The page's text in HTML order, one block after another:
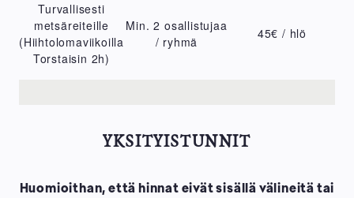
Turvallisesti
metsäreiteille
(Hiihtolomaviikoilla
Torstaisin 2h)
Min. 2 osallistujaa
/ ryhmä
45€ / hlö
YKSITYISTUNNIT
Huomioithan, että hinnat eivät sisällä välineitä tai